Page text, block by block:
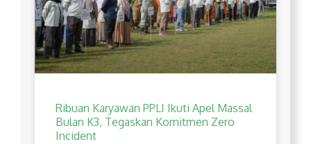
Ribuan Karyawan PPLI Ikuti Apel Massal
Bulan K3, Tegaskan Komitmen Zero
Incident